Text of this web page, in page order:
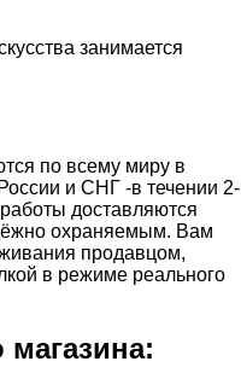
занимается
по всему миру в
и СНГ -в течении 2-
доставляются
охраняемым. Вам
продавцом,
в режиме реального
магазина: